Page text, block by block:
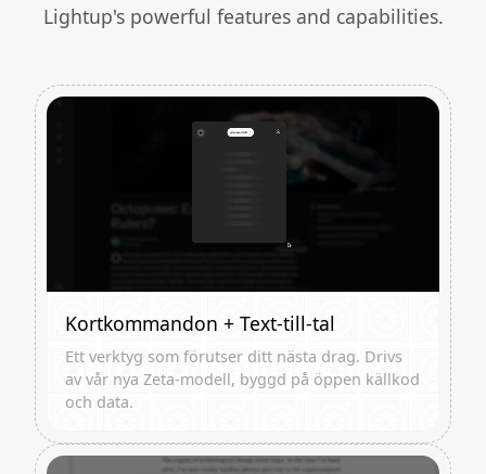
Lightup's powerful features and capabilities.
Kortkommandon + Text-till-tal
Ett verktyg som förutser ditt nästa drag. Drivs
av vår nya Zeta-modell, byggd på öppen källkod
och data.